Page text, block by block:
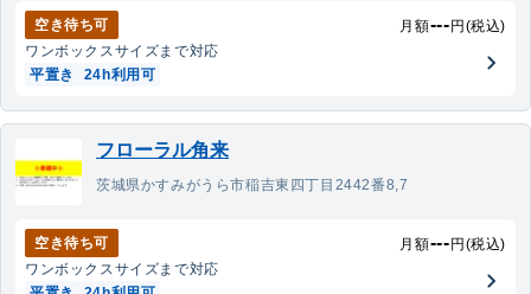
空き待ち可 月額--- 円(税込)
ワンボックスサイズまで対応
平置き
24h利用可
フローラル角来
茨城県かすみがうら市稲吉東四丁目2442番8,7
空き待ち可 月額--- 円(税込)
ワンボックスサイズまで対応